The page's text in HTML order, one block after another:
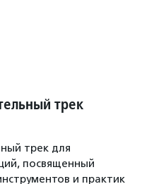
трек
трек для
посвященный
и практик